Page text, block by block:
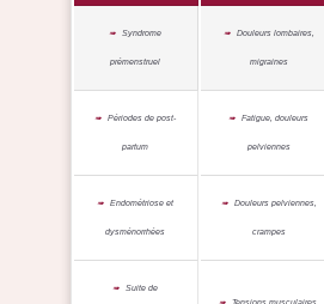
Syndrome
prémenstruel
Douleurs lombaires,
migraines
Périodes de post-
partum
Fatigue, douleurs
pelviennes
Endométriose et
dysménorrhées
Douleurs pelviennes,
crampes
Suite de